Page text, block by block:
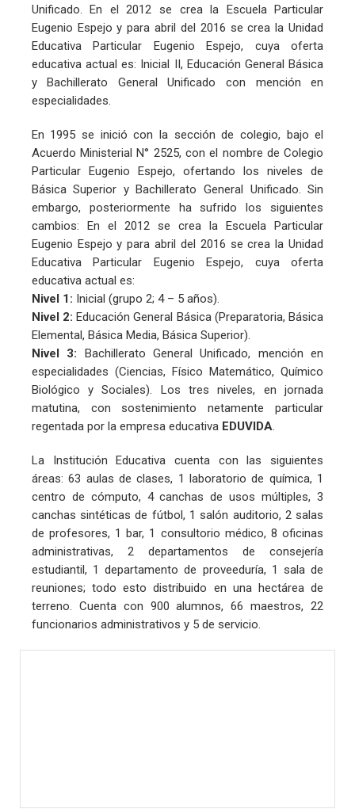
Unificado. En el 2012 se crea la Escuela Particular
Eugenio Espejo y para abril del 2016 se crea la Unidad
Educativa Particular Eugenio Espejo, cuya oferta
educativa actual es: Inicial II, Educación General Básica
y Bachillerato General Unificado con mención en
especialidades.
En 1995 se inició con la sección de colegio, bajo el
Acuerdo Ministerial N° 2525, con el nombre de Colegio
Particular Eugenio Espejo, ofertando los niveles de
Básica Superior y Bachillerato General Unificado. Sin
embargo, posteriormente ha sufrido los siguientes
cambios: En el 2012 se crea la Escuela Particular
Eugenio Espejo y para abril del 2016 se crea la Unidad
Educativa Particular Eugenio Espejo, cuya oferta
educativa actual es:
Nivel 1: Inicial (grupo 2; 4 – 5 años).
Nivel 2: Educación General Básica (Preparatoria, Básica
Elemental, Básica Media, Básica Superior).
Nivel 3: Bachillerato General Unificado, mención en
especialidades (Ciencias, Físico Matemático, Químico
Biológico y Sociales). Los tres niveles, en jornada
matutina, con sostenimiento netamente particular
regentada por la empresa educativa EDUVIDA.
La Institución Educativa cuenta con las siguientes
áreas: 63 aulas de clases, 1 laboratorio de química, 1
centro de cómputo, 4 canchas de usos múltiples, 3
canchas sintéticas de fútbol, 1 salón auditorio, 2 salas
de profesores, 1 bar, 1 consultorio médico, 8 oficinas
administrativas, 2 departamentos de consejería
estudiantil, 1 departamento de proveeduría, 1 sala de
reuniones; todo esto distribuido en una hectárea de
terreno. Cuenta con 900 alumnos, 66 maestros, 22
funcionarios administrativos y 5 de servicio.